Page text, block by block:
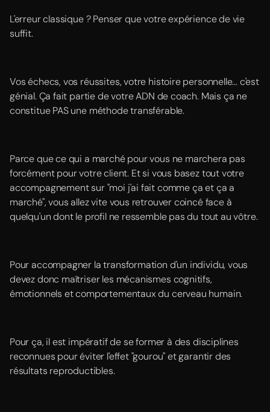
L'erreur classique ? Penser que votre expérience de vie
suffit.
Vos échecs, vos réussites, votre histoire personnelle... c'est
génial. Ça fait partie de votre ADN de coach. Mais ça ne
constitue PAS une méthode transférable.
Parce que ce qui a marché pour vous ne marchera pas
forcément pour votre client. Et si vous basez tout votre
accompagnement sur "moi j'ai fait comme ça et ça a
marché", vous allez vite vous retrouver coincé face à
quelqu'un dont le profil ne ressemble pas du tout au vôtre.
Pour accompagner la transformation d'un individu, vous
devez donc maîtriser les mécanismes cognitifs,
émotionnels et comportementaux du cerveau humain.
Pour ça, il est impératif de se former à des disciplines
reconnues pour éviter l'effet "gourou" et garantir des
résultats reproductibles.